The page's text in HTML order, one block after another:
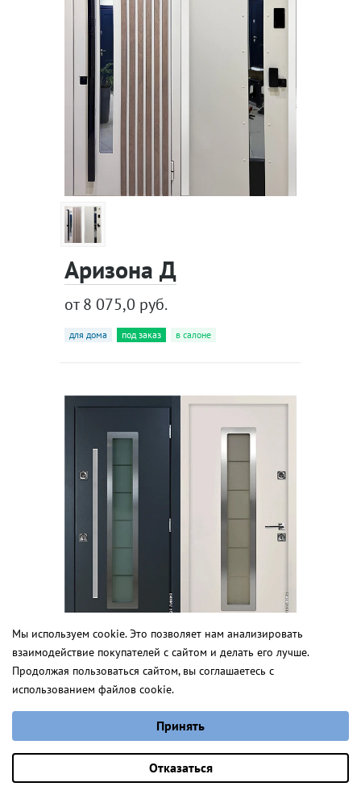
Рандерс
от 4 869 руб.
Оставить заявку
Аризона Д
от 8 075,0 руб.
для дома под заказ в салоне
Норд
от 3 575,0 руб.
для дома под заказ
Мы используем cookie. Это позволяет нам анализировать
взаимодействие покупателей с сайтом и делать его лучше.
Продолжая пользоваться сайтом, вы соглашаетесь с
использованием файлов cookie.
Выберите настройки cookie
Аналитические/Функциональные
Принять
Отказаться